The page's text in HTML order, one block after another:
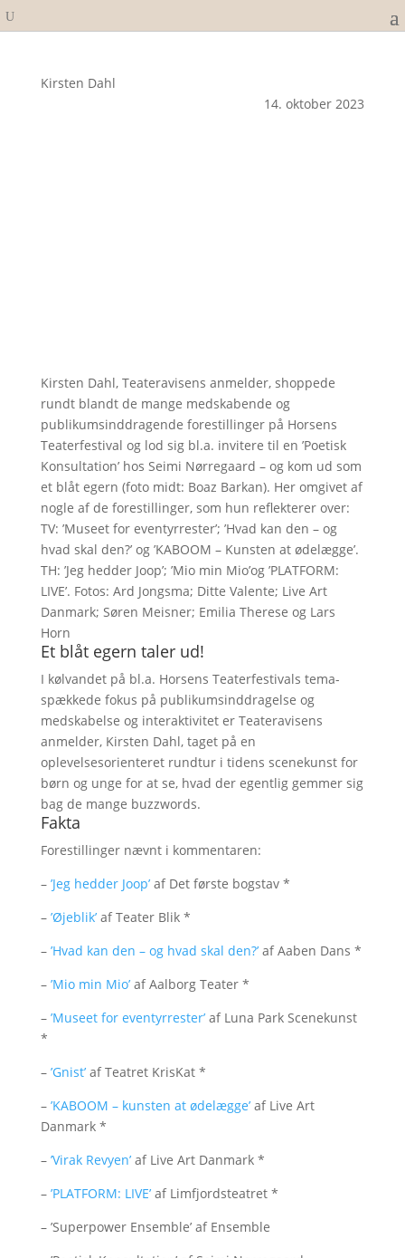
Kirsten Dahl
14. oktober 2023
Kirsten Dahl, Teateravisens anmelder, shoppede
rundt blandt de mange medskabende og
publikumsinddragende forestillinger på Horsens
Teaterfestival og lod sig bl.a. invitere til en ’Poetisk
Konsultation’ hos Seimi Nørregaard – og kom ud som
et blåt egern (foto midt: Boaz Barkan). Her omgivet af
nogle af de forestillinger, som hun reflekterer over:
TV: ’Museet for eventyrrester’; ’Hvad kan den – og
hvad skal den?’ og ’KABOOM – Kunsten at ødelægge’.
TH: ’Jeg hedder Joop’; ’Mio min Mio’og ’PLATFORM:
LIVE’. Fotos: Ard Jongsma; Ditte Valente; Live Art
Danmark; Søren Meisner; Emilia Therese og Lars
Horn
Et blåt egern taler ud!
I kølvandet på bl.a. Horsens Teaterfestivals tema-
spækkede fokus på publikumsinddragelse og
medskabelse og interaktivitet er Teateravisens
anmelder, Kirsten Dahl, taget på en
oplevelsesorienteret rundtur i tidens scenekunst for
børn og unge for at se, hvad der egentlig gemmer sig
bag de mange buzzwords.
Fakta
Forestillinger nævnt i kommentaren:
– ’Jeg hedder Joop’af Det første bogstav *
– ’Øjeblik’af Teater Blik *
– ’Hvad kan den – og hvad skal den?’af Aaben Dans *
– ’Mio min Mio’af Aalborg Teater *
– ’Museet for eventyrrester’af Luna Park Scenekunst
*
– ’Gnist’af Teatret KrisKat *
– ’KABOOM – kunsten at ødelægge’af Live Art
Danmark *
– ’Virak Revyen’af Live Art Danmark *
– ’PLATFORM: LIVE’af Limfjordsteatret *
– ’Superpower Ensemble’ af Ensemble